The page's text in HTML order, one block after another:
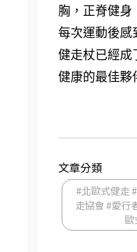
胸，正脊健身
每次運動後感
健走杖已經成
健康的最佳夥
文章分類
#北歐式健走
走協會 #愛行
歐